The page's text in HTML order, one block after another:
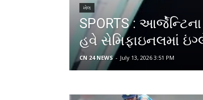
ખેલ
SPORTS :
હવે સેમિફાઇનલમાં
CN 24 NEWS - July 13, 2026 3:51 PM